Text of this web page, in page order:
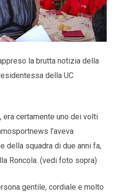
la brutta notizia della
della UC
era certamente uno dei volti
l’aveva
della squadra di due anni fa,
Roncola. (vedi foto sopra)
gentile, cordiale e molto